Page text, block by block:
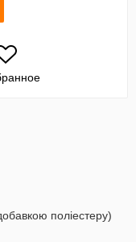
поліестеру)